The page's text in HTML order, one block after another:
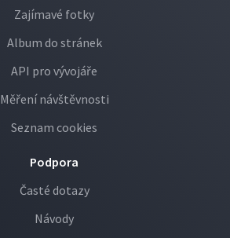
Zajímavé fotky
Album do stránek
API pro vývojáře
Měření návštěvnosti
Seznam cookies
Podpora
Časté dotazy
Návody